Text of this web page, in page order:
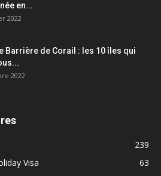
en...
2022
Barrière de Corail : les 10 îles qui
2022
239
Visa
63